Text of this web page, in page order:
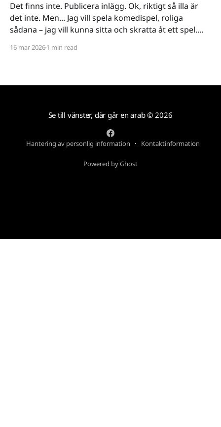
Det finns inte. Publicera inlägg. Ok, riktigt så illa är
det inte. Men... Jag vill spela komedispel, roliga
sådana – jag vill kunna sitta och skratta åt ett spel.
på ett kiss och bajs-spår eller så lutar de sig på
16 mar 20261 min read
Se till vänster, där går en arab© 2026
Hantering av personlig information Kontaktinformation
Powered by Ghost